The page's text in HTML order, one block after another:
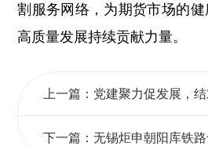
割服务网络，为期货市场的
高质量发展持续贡献力量。